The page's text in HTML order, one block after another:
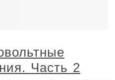
Часть 2